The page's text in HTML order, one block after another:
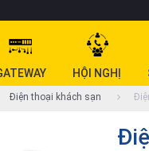
HỘI NGHỊ
Điện thoại khách sạn